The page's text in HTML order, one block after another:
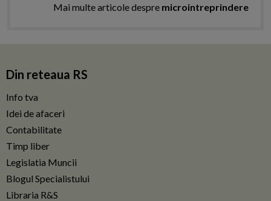
Mai multe articole despre microintreprindere
Din reteaua RS
Info tva
Idei de afaceri
Contabilitate
Timp liber
Legislatia Muncii
Blogul Specialistului
Libraria R&S